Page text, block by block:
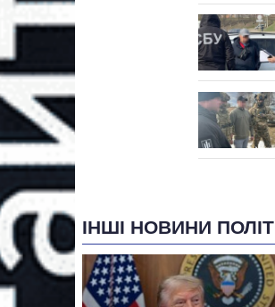
ІНШІ НОВИНИ